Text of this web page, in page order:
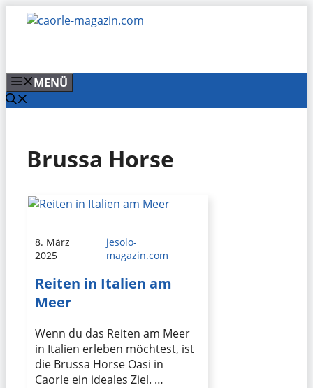
Zum
Inhalt
MENÜ
Brussa Horse
8. März
2025
jesolo-
magazin.com
Reiten in Italien am
Meer
Wenn du das Reiten am Meer
in Italien erleben möchtest, ist
die Brussa Horse Oasi in
Caorle ein ideales Ziel. …